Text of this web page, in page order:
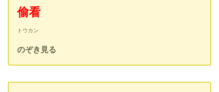
偷看
トウカン
のぞき見る